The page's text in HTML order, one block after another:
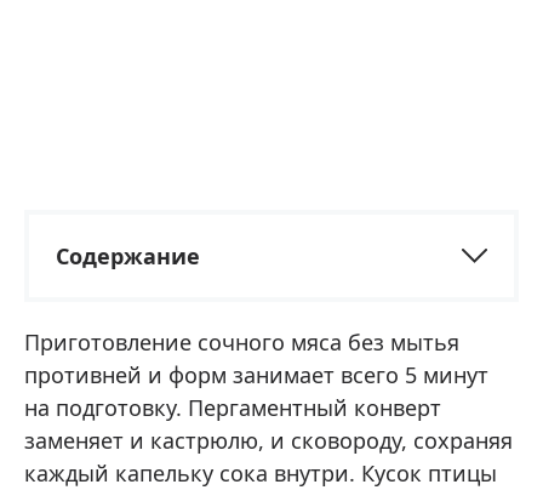
Содержание
Приготовление сочного мяса без мытья
противней и форм занимает всего 5 минут
на подготовку. Пергаментный конверт
заменяет и кастрюлю, и сковороду, сохраняя
каждый капельку сока внутри. Кусок птицы